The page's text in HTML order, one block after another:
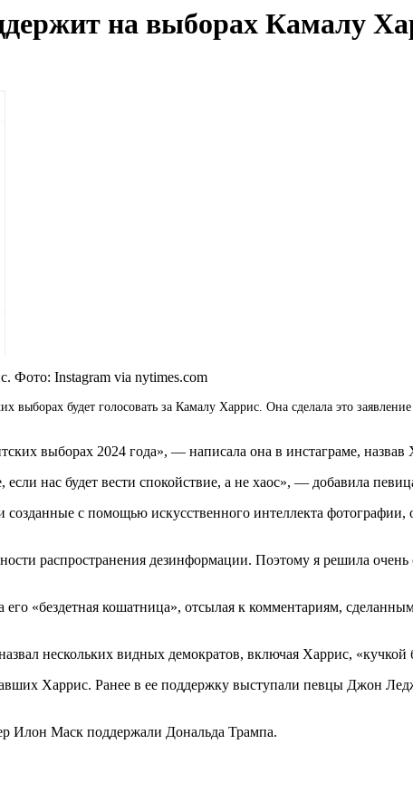
на выборах Камалу
Фото: Instagram via nytimes.com
будет голосовать за Камалу Харрис. Она сделала это
выборах 2024 года», — написала она в инстаграме,
нас будет вести спокойствие, а не хаос», — добавила
созданные с помощью искусственного интеллекта
распространения дезинформации. Поэтому я решила очень
«бездетная кошатница», отсылая к комментариям,
нескольких видных демократов, включая Харрис,
Харрис. Ранее в ее поддержку выступали певцы Джон
Илон Маск поддержали Дональда Трампа.